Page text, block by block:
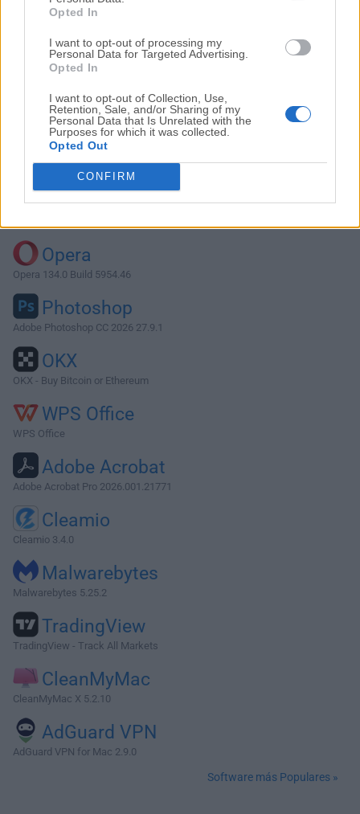
Opted In
I want to opt-out of processing my
Personal Data for Targeted Advertising.
Opted In
I want to opt-out of Collection, Use,
Retention, Sale, and/or Sharing of my
Personal Data that Is Unrelated with the
Purposes for which it was collected.
Opted Out
CONFIRM
Descargar NetBeans IDE 8.0
¿Por qué se publica esta aplicación en FileHorse? (
información
Opera
Opera 134.0 Build 5954.46
Photoshop
Adobe Photoshop CC 2026 27.9.1
OKX
OKX - Buy Bitcoin or Ethereum
WPS Office
WPS Office
Adobe Acrobat
Adobe Acrobat Pro 2026.001.21771
Cleamio
Cleamio 3.4.0
Malwarebytes
Malwarebytes 5.25.2
TradingView
TradingView - Track All Markets
CleanMyMac
CleanMyMac X 5.2.10
AdGuard VPN
AdGuard VPN for Mac 2.9.0
Software más Populares »